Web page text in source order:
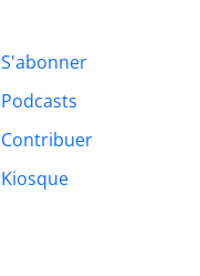
S'abonner
Podcasts
Contribuer
Kiosque